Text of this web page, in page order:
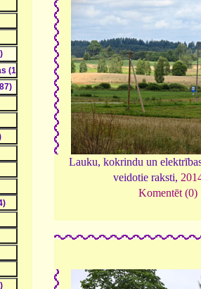
Lauku, kokrindu un
veidotie raksti,
Komentēt (0)